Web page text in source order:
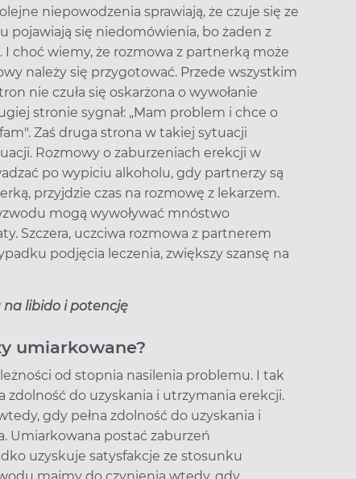
niepowodzenia sprawiają, że czuje się ze
pojawiają się niedomówienia, bo żaden z
choć wiemy, że rozmowa z partnerką może
należy się przygotować. Przede wszystkim
nie czuła się oskarżona o wywołanie
stronie sygnał: „Mam problem i chce o
Zaś druga strona w takiej sytuacji
Rozmowy o zaburzeniach erekcji w
po wypiciu alkoholu, gdy partnerzy są
przyjdzie czas na rozmowę z lekarzem.
mogą wywoływać mnóstwo
Szczera, uczciwa rozmowa z partnerem
podjęcia leczenia, zwiększy szansę na
na libido i potencję
umiarkowane?
od stopnia nasilenia problemu. I tak
zdolność do uzyskania i utrzymania erekcji.
gdy pełna zdolność do uzyskania i
Umiarkowana postać zaburzeń
uzyskuje satysfakcje ze stosunku